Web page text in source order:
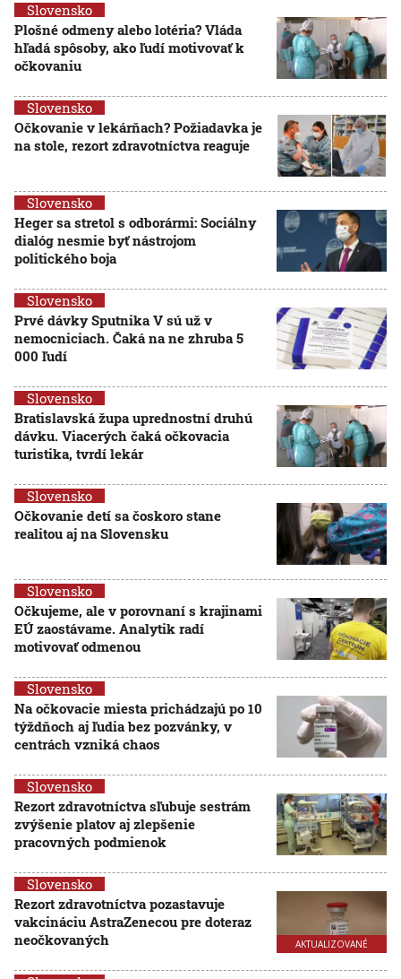
Slovensko
Plošné odmeny alebo lotéria? Vláda
hľadá spôsoby, ako ľudí motivovať k
očkovaniu
Slovensko
Očkovanie v lekárňach? Požiadavka je
na stole, rezort zdravotníctva reaguje
Slovensko
Heger sa stretol s odborármi: Sociálny
dialóg nesmie byť nástrojom
politického boja
Slovensko
Prvé dávky Sputnika V sú už v
nemocniciach. Čaká na ne zhruba 5
000 ľudí
Slovensko
Bratislavská župa uprednostní druhú
dávku. Viacerých čaká očkovacia
turistika, tvrdí lekár
Slovensko
Očkovanie detí sa čoskoro stane
realitou aj na Slovensku
Slovensko
Očkujeme, ale v porovnaní s krajinami
EÚ zaostávame. Analytik radí
motivovať odmenou
Slovensko
Na očkovacie miesta prichádzajú po 10
týždňoch aj ľudia bez pozvánky, v
centrách vzniká chaos
Slovensko
Rezort zdravotníctva sľubuje sestrám
zvýšenie platov aj zlepšenie
pracovných podmienok
AKTUALIZOVANÉ
Slovensko
Rezort zdravotníctva pozastavuje
vakcináciu AstraZenecou pre doteraz
neočkovaných